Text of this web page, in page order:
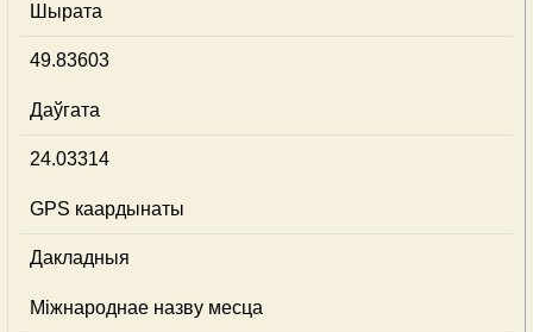
Шырата
49.83603
Даўгата
24.03314
GPS каардынаты
Дакладныя
Міжнароднае назву месца